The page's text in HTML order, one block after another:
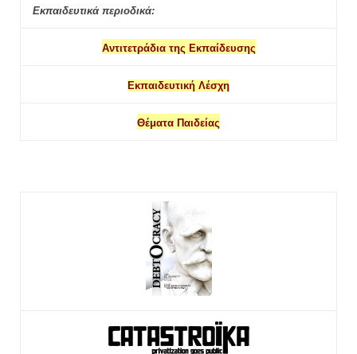
Εκπαιδευτικά περιοδικά:
Αντιτετράδια της Εκπαίδευσης
Εκπαιδευτική Λέσχη
Θέματα Παιδείας